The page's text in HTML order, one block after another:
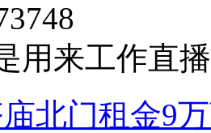
用来工作直
北门租金9